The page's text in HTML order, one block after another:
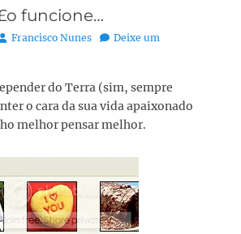
funcione…
Francisco Nunes
Deixe um
do Terra (sim, sempre
o cara da sua vida apaixonado
melhor pensar melhor.